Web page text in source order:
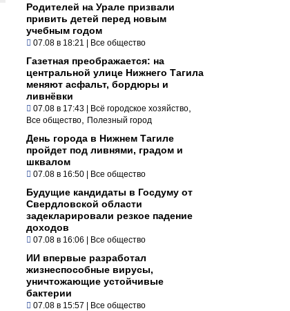
Родителей на Урале призвали
привить детей перед новым
учебным годом
07.08 в 18:21 | Все общество
Газетная преображается: на
центральной улице Нижнего Тагила
меняют асфальт, бордюры и
ливнёвки
07.08 в 17:43 | Всё городское хозяйство
Все общество Полезный город
День города в Нижнем Тагиле
пройдет под ливнями, градом и
шквалом
07.08 в 16:50 | Все общество
Будущие кандидаты в Госдуму от
Свердловской области
задекларировали резкое падение
доходов
07.08 в 16:06 | Все общество
ИИ впервые разработал
жизнеспособные вирусы,
уничтожающие устойчивые
бактерии
07.08 в 15:57 | Все общество